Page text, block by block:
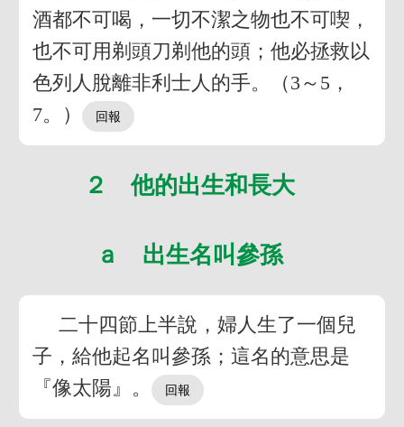
酒都不可喝，一切不潔之物也不可喫，
也不可用剃頭刀剃他的頭；他必拯救以
色列人脫離非利士人的手。（3～5，
7。）
２ 他的出生和長大
ａ 出生名叫參孫
二十四節上半說，婦人生了一個兒
子，給他起名叫參孫；這名的意思是
『像太陽』。